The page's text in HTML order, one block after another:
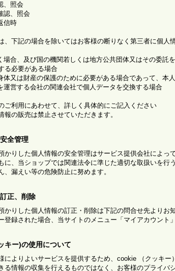
、照会
認、照会
信時
、下記の場合を除いてはお客様の断りなく第三者に個人
場合、及び国の機関若しくは地方公共団体又はその委託
る必要がある場合
体又は財産の保護のために必要がある場合であって、本
運営する会社の関連会社で個人データを交換する場合
ご利用にあわせて、詳しく具体的にご記入ください
報の販売は禁止させていただきます。
全管理
かりした個人情報の安全管理はサービス提供会社によっ
に、当ショップでは関連法令に準じた適切な取扱いを行
、漏えい等の危険防止に努めます。
正、削除
かりした個人情報の訂正・削除は下記の問合せ先よりお
登録された場合、当サイトのメニュー「マイアカウント
キー)の使用について
によりよいサービスを提供するため、cookie （クッキー
る情報の収集を行えるものではなく、お客様のプライバ